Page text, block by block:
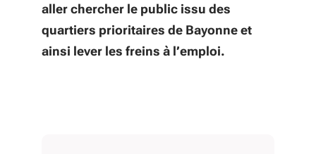
aller chercher le public issu des
quartiers prioritaires de Bayonne et
ainsi lever les freins à l’emploi.